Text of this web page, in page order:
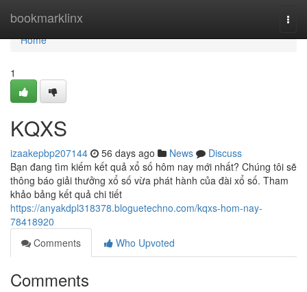
bookmarklinx
Home
Home
1
KQXS
izaakepbp207144 56 days ago News
Discuss
Bạn đang tìm kiếm kết quả xổ số hôm nay mới nhất? Chúng tôi sẽ
thông báo giải thưởng xổ số vừa phát hành của đài xổ số. Tham
khảo bảng kết quả chi tiết
https://anyakdpl318378.bloguetechno.com/kqxs-hom-nay-
78418920
Comments
Who Upvoted
Comments